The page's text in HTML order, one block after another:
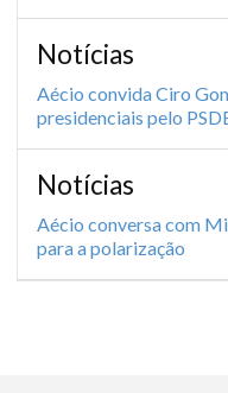
Notícias
Aécio convida Ciro
presidenciais pelo
Notícias
Aécio conversa com
para a polarização